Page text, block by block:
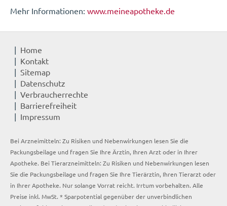
Mehr Informationen: www.meineapotheke.de
Home
Kontakt
Sitemap
Datenschutz
Verbraucherrechte
Barrierefreiheit
Impressum
Bei Arzneimitteln: Zu Risiken und Nebenwirkungen lesen Sie die
Packungsbeilage und fragen Sie Ihre Ärztin, Ihren Arzt oder in Ihrer
Apotheke. Bei Tierarzneimitteln: Zu Risiken und Nebenwirkungen lesen
Sie die Packungsbeilage und fragen Sie Ihre Tierärztin, Ihren Tierarzt oder
in Ihrer Apotheke. Nur solange Vorrat reicht. Irrtum vorbehalten. Alle
Preise inkl. MwSt. * Sparpotential gegenüber der unverbindlichen